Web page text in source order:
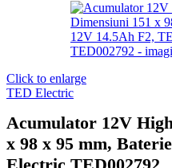
Click to enlarge
TED Electric
Acumulator 12V
x 98 x 95 mm,